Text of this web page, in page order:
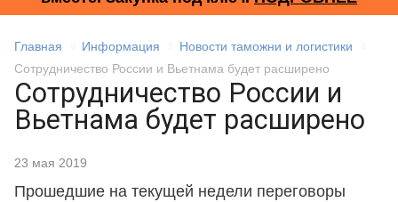
Главная Информация
Новости таможни и логистики
Сотрудничество России и Вьетнама будет расширено
Сотрудничество России и
Вьетнама будет расширено
23 мая 2019
Прошедшие на текущей недели переговоры